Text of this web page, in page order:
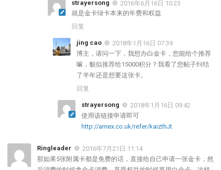
strayersong
2016年6月16日 10:23
就是金卡绿卡本来的年费和权益
回复
jing cao
2018年1月16日 07:39
博主，请问一下，我想办白金卡，您能给个推荐
嘛，貌似推荐给15000积分？我看了您帖子纠结
了半年还是想要这张卡。
回复
strayersong
2018年1月16日 09:42
使用该链接申请即可
http://amex.co.uk/refer/kaizthJt
Ringleader
2016年7月21日 11:14
那如果5张附属卡都是免费的话，直接给自己申请一张金卡，然